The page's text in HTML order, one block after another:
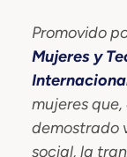
Promovido
Mujeres y
mujeres
demostrado
social, la